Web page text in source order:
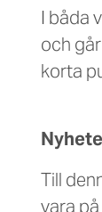
I båda
och
korta
Till